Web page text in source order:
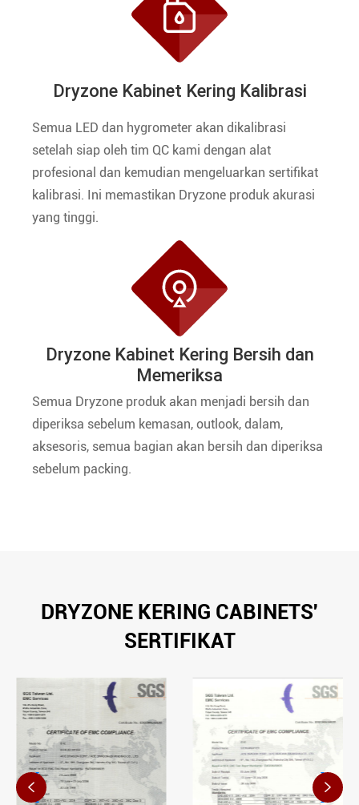

Dryzone Kabinet Kering Kalibrasi
Semua LED dan hygrometer akan dikalibrasi
setelah siap oleh tim QC kami dengan alat
profesional dan kemudian mengeluarkan sertifikat
kalibrasi. Ini memastikan Dryzone produk akurasi
yang tinggi.

Dryzone Kabinet Kering Bersih dan
Memeriksa
Semua Dryzone produk akan menjadi bersih dan
diperiksa sebelum kemasan, outlook, dalam,
aksesoris, semua bagian akan bersih dan diperiksa
sebelum packing.
DRYZONE KERING CABINETS'
SERTIFIKAT
 